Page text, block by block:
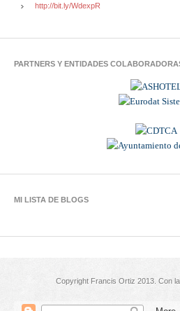
http://bit.ly/WdexpR
PARTNERS Y ENTIDADES
MI LISTA DE BLOGS
Copyright Francis Ortiz 2013. Con